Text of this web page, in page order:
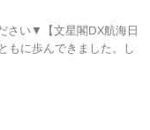
さい▼【文星閣DX航海日
もに歩んできました。し